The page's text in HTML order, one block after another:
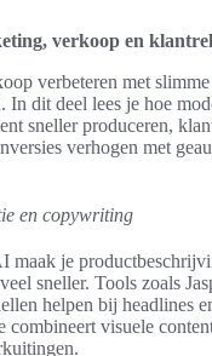
verkoop en
verbeteren met
In dit deel lees je hoe
sneller produceren,
verhogen met
en copywriting
maak je
sneller. Tools zoals
helpen bij headlines
combineert visuele